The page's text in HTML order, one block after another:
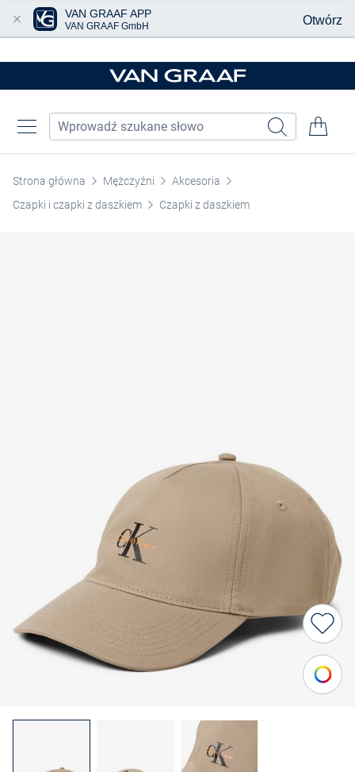
Strona główna Mężczyźni
Akcesoria
Czapki i czapki z daszkiem
Czapki z daszkiem
VAN GRAAF APP
VAN GRAAF GmbH Otwórz